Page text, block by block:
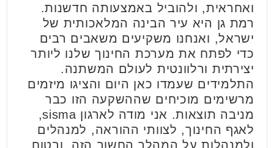
ואחראית, ולהוביל באמצעותה חדשנות.
רמת גן היא עיר הבינה המלאכותית של
ישראל, ואנחנו משקיעים משאבים רבים
כדי לפתח את מערכת החינוך שלנו ליותר
יצירתית ורלוונטית לעולם המשתנה.
התלמידים שעמדו כאן היום והציגו מיזמים
מרשימים מוכיחים שההשקעה הזו כבר
מניבה תוצאות. אני מודה לארגון sisma,
לאגף החינוך, לצוותי ההוראה, למנהלים
ולמנהלות על המהלך החשוב הזה, ובטוח